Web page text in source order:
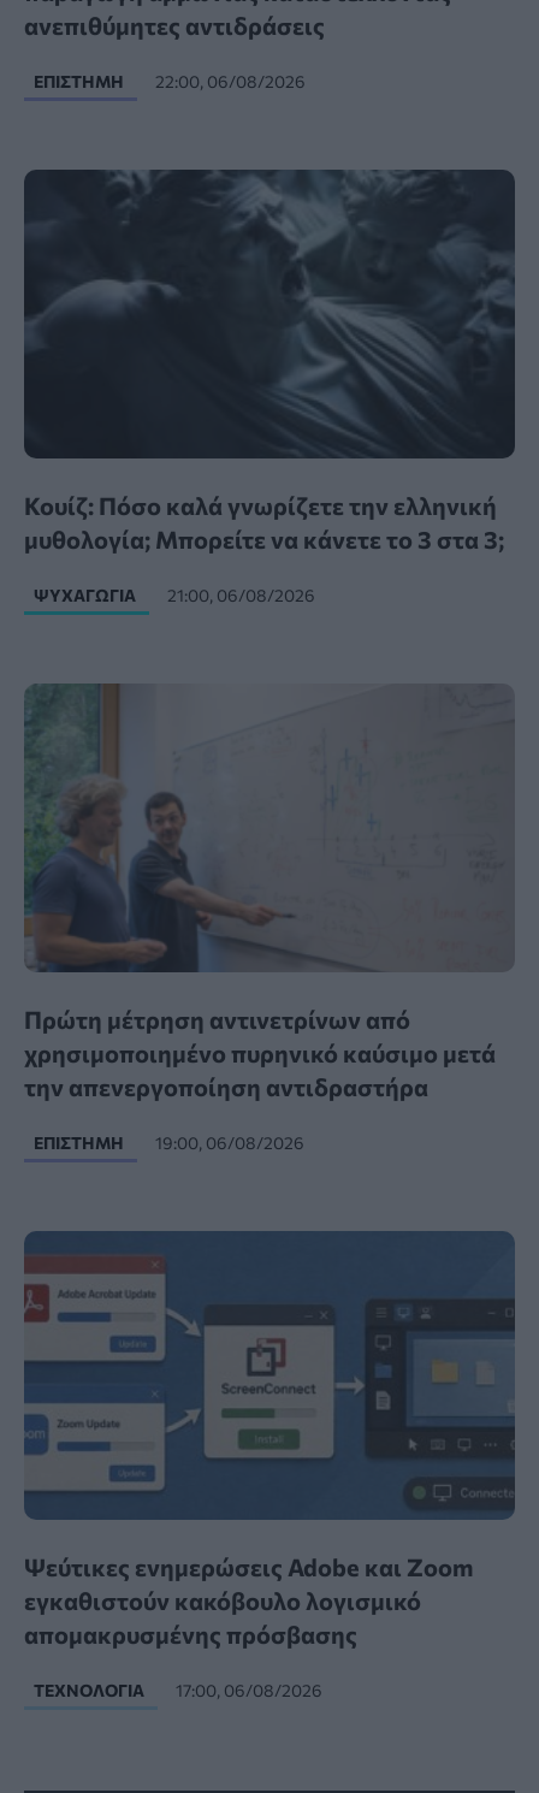
ανεπιθύμητες αντιδράσεις
ΕΠΙΣΤΉΜΗ 22:00, 06/08/2026
Κουίζ: Πόσο καλά γνωρίζετε την ελληνική
μυθολογία; Μπορείτε να κάνετε το 3 στα 3;
ΨΥΧΑΓΩΓΊΑ 21:00, 06/08/2026
Πρώτη μέτρηση αντινετρίνων από
χρησιμοποιημένο πυρηνικό καύσιμο μετά
την απενεργοποίηση αντιδραστήρα
ΕΠΙΣΤΉΜΗ 19:00, 06/08/2026
Ψεύτικες ενημερώσεις Adobe και Zoom
εγκαθιστούν κακόβουλο λογισμικό
απομακρυσμένης πρόσβασης
ΤΕΧΝΟΛΟΓΊΑ 17:00, 06/08/2026